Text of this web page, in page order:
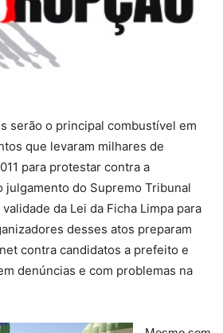
serão o principal combustível em
que levaram milhares de
para protestar contra a
julgamento do Supremo Tribunal
da Lei da Ficha Limpa para
desses atos preparam
contra candidatos a prefeito e
denúncias e com problemas na